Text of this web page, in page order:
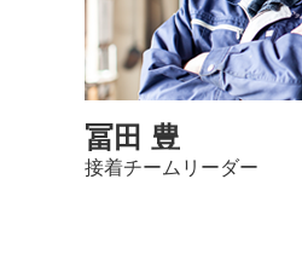
冨田 豊
接着チームリーダー